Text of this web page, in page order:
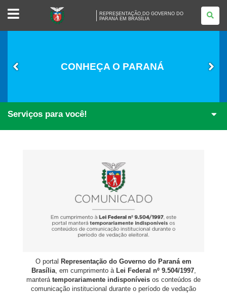
REPRESENTAÇÃO
GOVERNO
DO
REPRESENTAÇÃO DO GOVERNO DO
PARANÁ EM BRASÍLIA
CONHEÇA O PARANÁ
Serviços para você!
O portal Representação do Governo do Paraná em
Brasília, em cumprimento à Lei Federal nº 9.504/1997,
manterá temporariamente indisponíveis os conteúdos de
comunicação institucional durante o período de vedação